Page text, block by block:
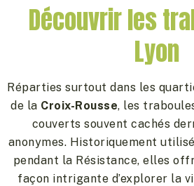
Découvrir les
Lyon
Réparties surtout dans les
de la Croix-Rousse, les
couverts souvent cachés
anonymes. Historiquement
pendant la Résistance, elles
façon intrigante d’explorer la